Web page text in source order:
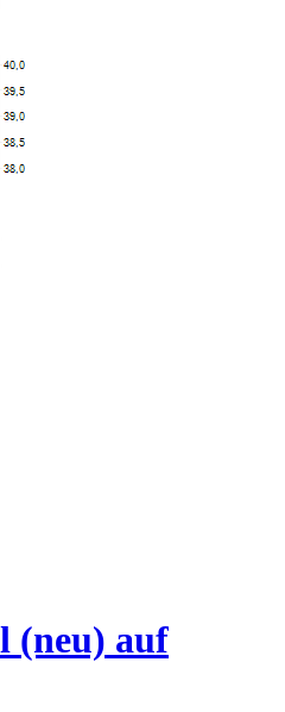
(neu) auf